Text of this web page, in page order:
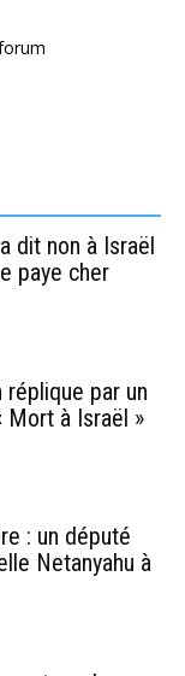
dit non à Israël
paye cher
réplique par un
Mort à Israël »
: un député
Netanyahu à